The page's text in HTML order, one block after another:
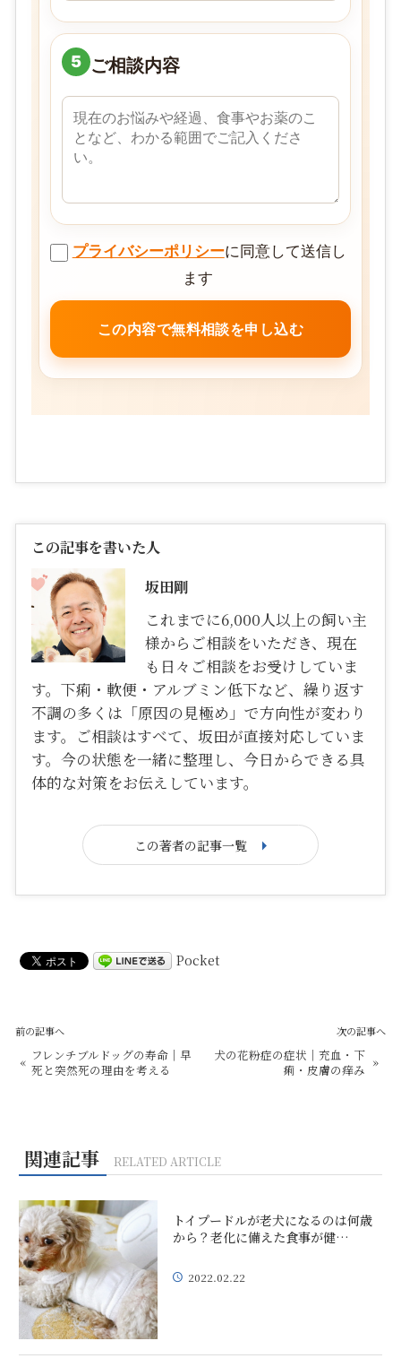
5 ご相談内容
プライバシーポリシーに同意して送信し
ます
この記事を書いた人
坂田剛
これまでに6,000人以上の飼い主
様からご相談をいただき、現在
も日々ご相談をお受けしていま
す。下痢・軟便・アルブミン低下など、繰り返す
不調の多くは「原因の見極め」で方向性が変わり
ます。ご相談はすべて、坂田が直接対応していま
す。今の状態を一緒に整理し、今日からできる具
体的な対策をお伝えしています。
この著者の記事一覧
Pocket
前の記事へ
« フレンチブルドッグの寿命｜早
死と突然死の理由を考える
次の記事へ
犬の花粉症の症状｜充血・下
痢・皮膚の痒み »
関連記事 RELATED ARTICLE
トイプードルが老犬になるのは何歳
から？老化に備えた食事が健…
2022.02.22